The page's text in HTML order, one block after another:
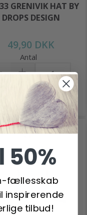
GRENIVIK HAT BY
DROPS DESIGN
49,90 DKK
Antal
Læg i kurv
50%
fællesskab
inspirerende
tilbud!